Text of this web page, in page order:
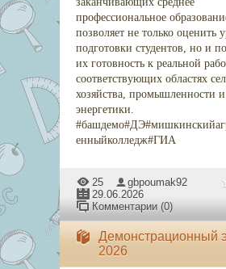
профессиональное
позволяет не только оценить
подготовки студентов, но и
их готовность к реальной
соответствующих областях
хозяйства, промышленности и
энергетики.
енныйколледж#ГИА
25
gbpoumak92
29.06.2026
Комментарии (0)
Демонстрационный
2026